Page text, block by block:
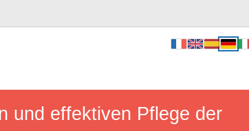
und effektiven Pflege der